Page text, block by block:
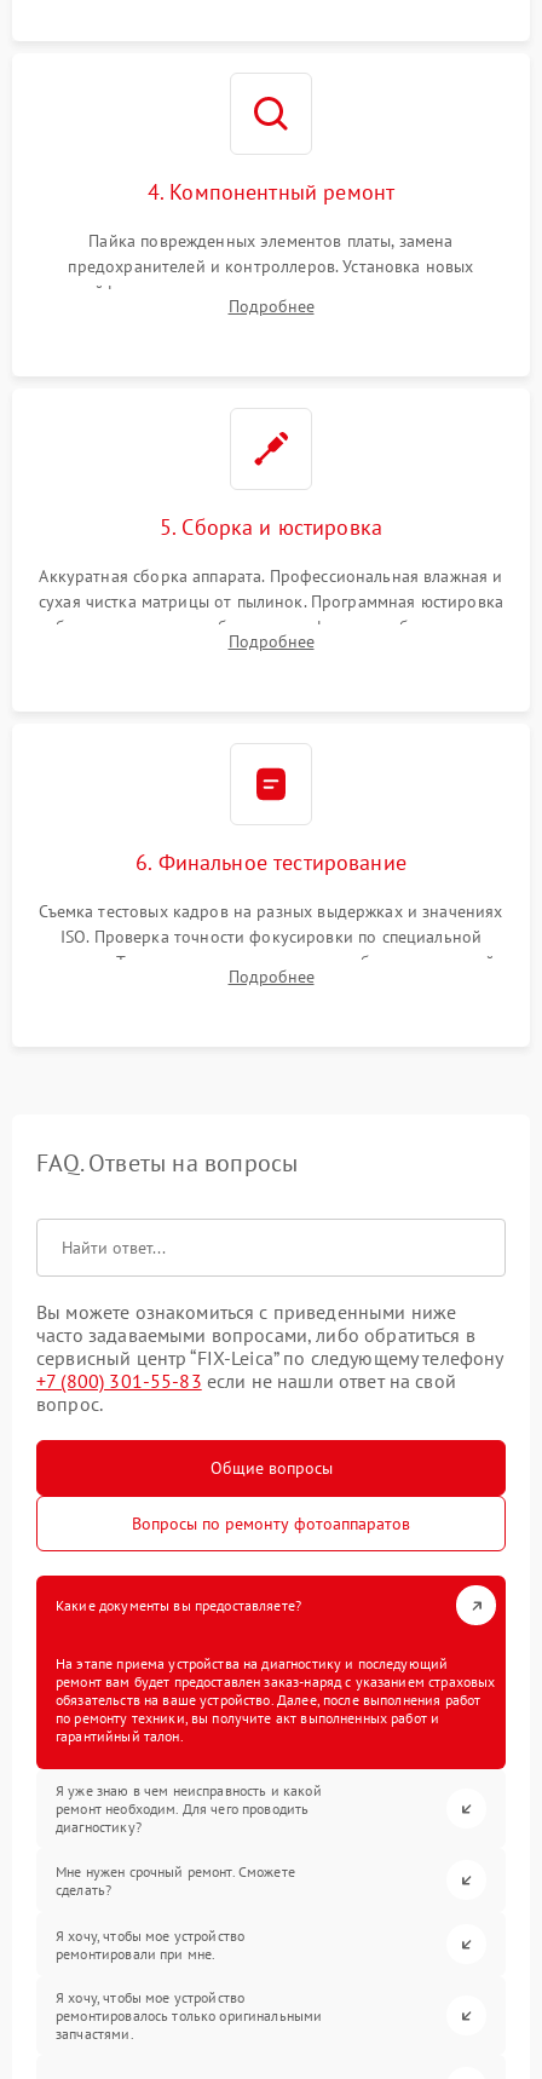
4. Компонентный ремонт
Пайка поврежденных элементов платы, замена
предохранителей и контроллеров. Установка новых
шлейфов, дисплея, механизма затвора или двигателя
автофокуса. Восстановление геометрии тубуса объектива
Подробнее
5. Сборка и юстировка
Аккуратная сборка аппарата. Профессиональная влажная и
сухая чистка матрицы от пылинок. Программная юстировка
рабочего отрезка, калибровка автофокуса, стабилизатора и
экспозамера с помощью сервисного ПО.
Подробнее
6. Финальное тестирование
Съемка тестовых кадров на разных выдержках и значениях
ISO. Проверка точности фокусировки по специальной
мишени. Тест записи на карту памяти, работы встроенной
вспышки, микрофона и всех кнопок управления.
Подробнее
FAQ. Ответы на вопросы
Вы можете ознакомиться с приведенными ниже
часто задаваемыми вопросами, либо обратиться в
сервисный центр “FIX-Leica” по следующему телефону
+7 (800) 301-55-83 если не нашли ответ на свой
вопрос.
Общие вопросы
Вопросы по ремонту фотоаппаратов
Какие документы вы предоставляете?
На этапе приема устройства на диагностику и последующий
ремонт вам будет предоставлен заказ-наряд с указанием страховых
обязательств на ваше устройство. Далее, после выполнения работ
по ремонту техники, вы получите акт выполненных работ и
гарантийный талон.
Я уже знаю в чем неисправность и какой
ремонт необходим. Для чего проводить
диагностику?
Мне нужен срочный ремонт. Сможете
сделать?
Я хочу, чтобы мое устройство
ремонтировали при мне.
Я хочу, чтобы мое устройство
ремонтировалось только оригинальными
запчастями.